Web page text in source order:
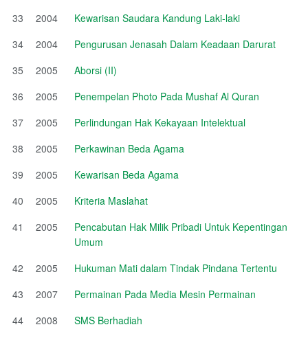
33
2004
Kewarisan Saudara Kandung Laki-laki
34
2004
Pengurusan Jenasah Dalam Keadaan Darurat
35
2005
Aborsi (II)
36
2005
Penempelan Photo Pada Mushaf Al Quran
37
2005
Perlindungan Hak Kekayaan Intelektual
38
2005
Perkawinan Beda Agama
39
2005
Kewarisan Beda Agama
40
2005
Kriteria Maslahat
41
2005
Pencabutan Hak Milik Pribadi Untuk Kepentingan
Umum
42
2005
Hukuman Mati dalam Tindak Pindana Tertentu
43
2007
Permainan Pada Media Mesin Permainan
44
2008
SMS Berhadiah